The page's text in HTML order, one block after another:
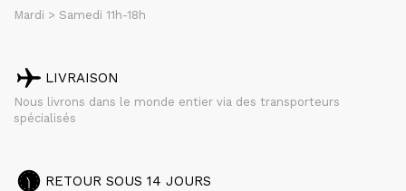
Mardi > Samedi 11h-18h
LIVRAISON
Nous livrons dans le monde entier via des transporteurs
spécialisés
RETOUR SOUS 14 JOURS